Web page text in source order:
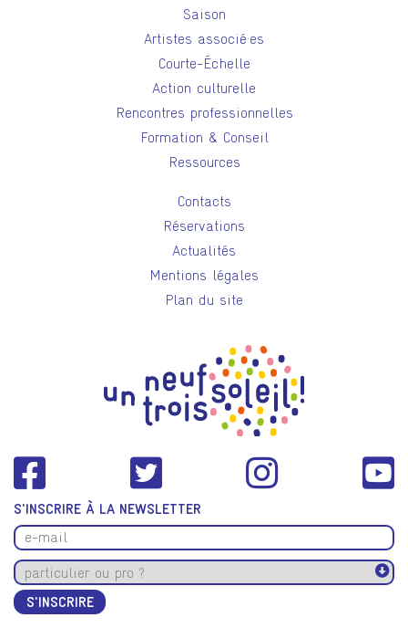
Saison
Artistes associé·es
Courte-Échelle
Action culturelle
Rencontres professionnelles
Formation & Conseil
Ressources
Contacts
Réservations
Actualités
Mentions légales
Plan du site
S'INSCRIRE À LA NEWSLETTER
S'INSCRIRE